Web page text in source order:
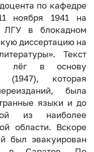
по кафедре
ноября 1941 на
ЛГУ в блокадном
диссертацию на
Текст
лёг в основу
(1947), которая
была
языки и до
из наиболее
области. Вскоре
был эвакуирован